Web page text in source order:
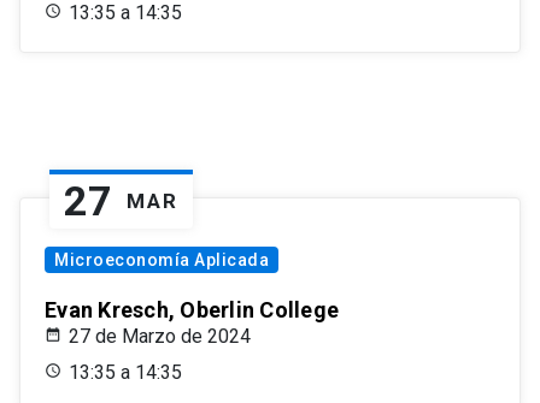
13:35 a 14:35
27 MAR
Microeconomía Aplicada
Evan Kresch, Oberlin College
27 de Marzo de 2024
13:35 a 14:35